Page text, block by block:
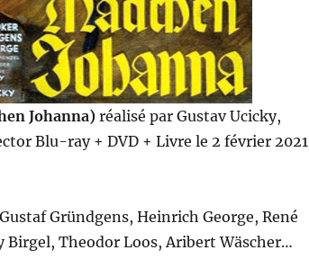
Johanna)réalisé par Gustav Ucicky,
Blu-ray + DVD + Livre le 2 février 2021
Gründgens, Heinrich George, René
Birgel, Theodor Loos, Aribert Wäscher…